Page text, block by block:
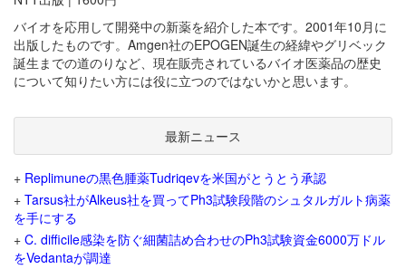
バイオを応用して開発中の新薬を紹介した本です。2001年10月に
出版したものです。Amgen社のEPOGEN誕生の経緯やグリベック
誕生までの道のりなど、現在販売されているバイオ医薬品の歴史
について知りたい方には役に立つのではないかと思います。
最新ニュース
+ Replimuneの黒色腫薬Tudriqevを米国がとうとう承認
+ Tarsus社がAlkeus社を買ってPh3試験段階のシュタルガルト病薬
を手にする
+ C. difficile感染を防ぐ細菌詰め合わせのPh3試験資金6000万ドル
をVedantaが調達